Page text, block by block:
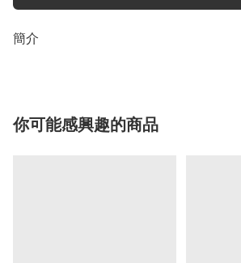
簡介
你可能感興趣的商品